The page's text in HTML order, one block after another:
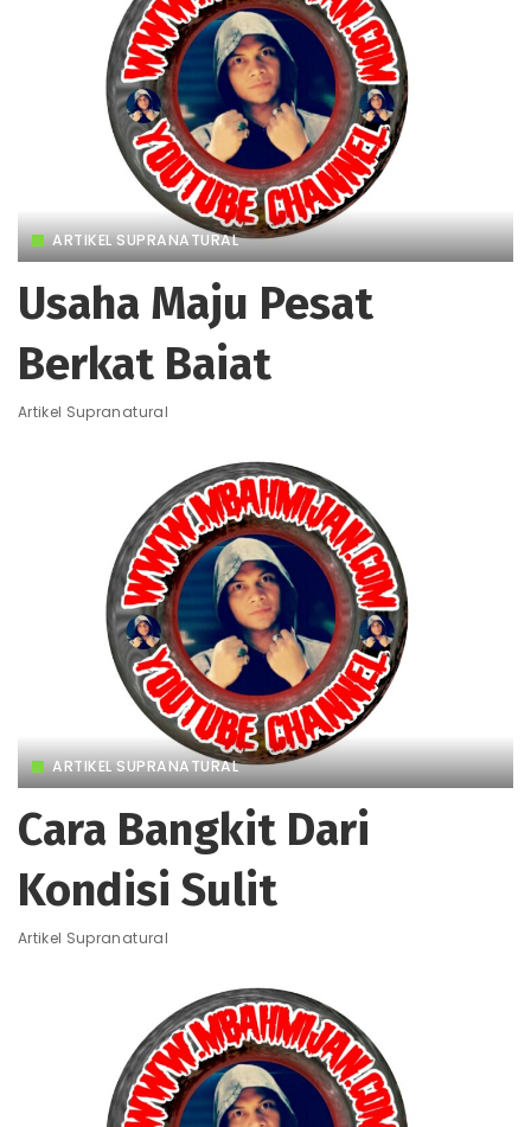
ARTIKEL SUPRANATURAL
Usaha Maju Pesat
Berkat Baiat
Artikel Supranatural
ARTIKEL SUPRANATURAL
Cara Bangkit Dari
Kondisi Sulit
Artikel Supranatural